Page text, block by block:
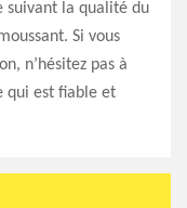
suivant la qualité du
Si vous
n’hésitez pas à
qui est fiable et